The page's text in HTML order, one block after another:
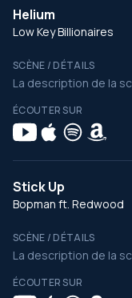
Helium
Low Key Billionaires
SCÈNE / DÉTAILS
La description de la
ÉCOUTER SUR
Stick Up
Bopman ft. Redwood
SCÈNE / DÉTAILS
La description de la
ÉCOUTER SUR